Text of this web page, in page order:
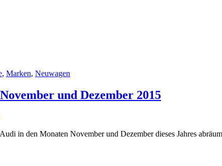
, Marken, Neuwagen
und Dezember 2015
in den Monaten November und Dezember dieses Jahres